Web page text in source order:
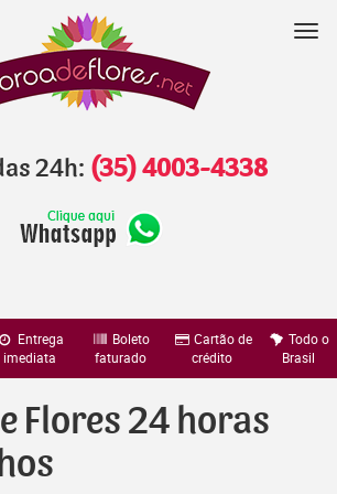
24h: (35) 4003-4338
Entrega
imediata
Boleto
faturado
Cartão de
crédito
Todo o
Brasil
Flores 24 horas